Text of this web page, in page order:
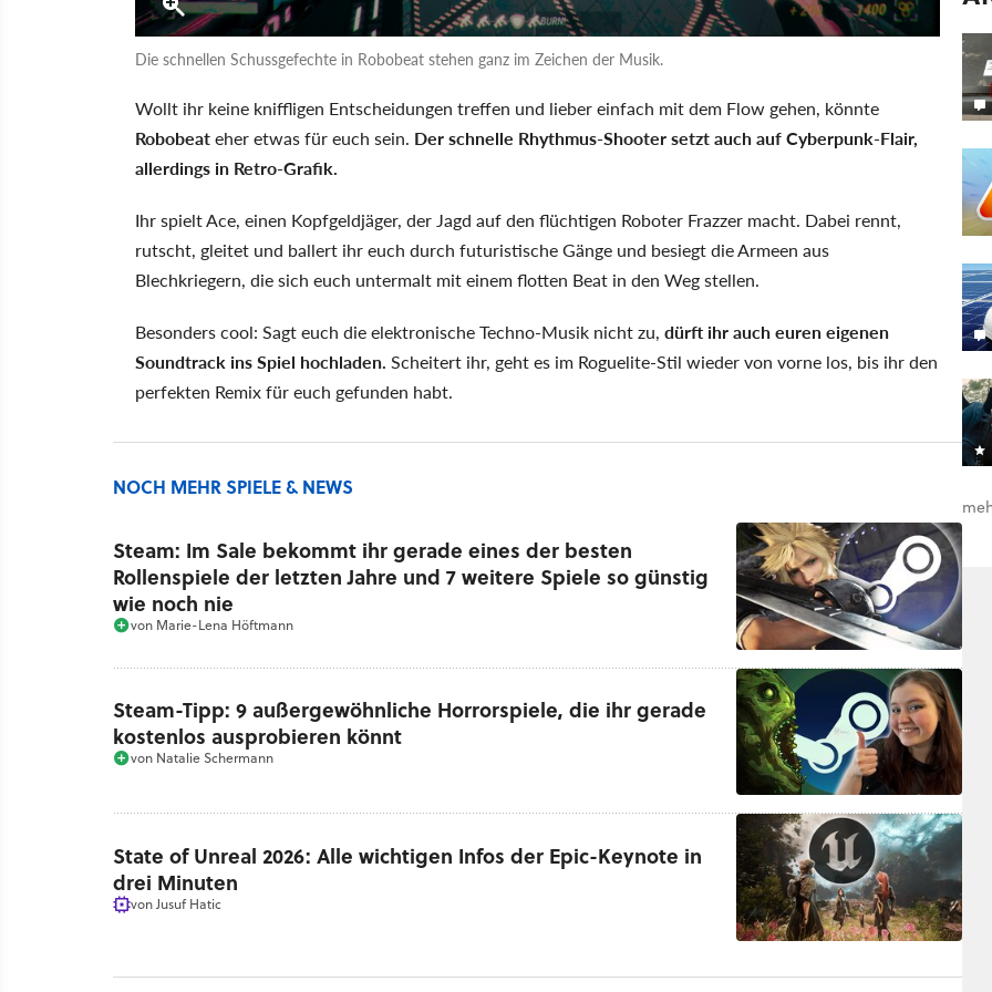
Die schnellen Schussgefechte in Robobeat stehen ganz im Zeichen der Musik.
Wollt ihr keine kniffligen Entscheidungen treffen und lieber einfach mit dem Flow gehen, könnte
Robobeateher etwas für euch sein. Der schnelle Rhythmus-Shooter setzt auch auf Cyberpunk-Flair,
allerdings in Retro-Grafik.
Ihr spielt Ace, einen Kopfgeldjäger, der Jagd auf den flüchtigen Roboter Frazzer macht. Dabei rennt,
rutscht, gleitet und ballert ihr euch durch futuristische Gänge und besiegt die Armeen aus
Blechkriegern, die sich euch untermalt mit einem flotten Beat in den Weg stellen.
Besonders cool: Sagt euch die elektronische Techno-Musik nicht zu, dürft ihr auch euren eigenen
Soundtrack ins Spiel hochladen. Scheitert ihr, geht es im Roguelite-Stil wieder von vorne los, bis ihr den
perfekten Remix für euch gefunden habt.
NOCH MEHR SPIELE & NEWS
Steam: Im Sale bekommt ihr gerade eines der besten
Rollenspiele der letzten Jahre und 7 weitere Spiele so günstig
wie noch nie
von Marie-Lena Höftmann
Steam-Tipp: 9 außergewöhnliche Horrorspiele, die ihr gerade
kostenlos ausprobieren könnt
von Natalie Schermann
State of Unreal 2026: Alle wichtigen Infos der Epic-Keynote in
drei Minuten
vonJusuf Hatic